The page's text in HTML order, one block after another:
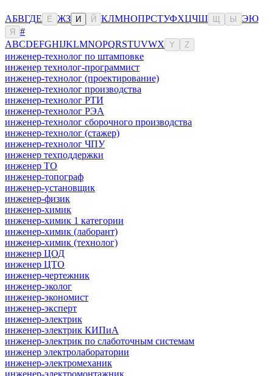
АБВГДЕ Ё ЖЗ И Й КЛМНОПРСТУФХЦЧШ Ы ЭЮ
Я
#
ABCDEFGHIJKLMNOPQRSTUVWX Y Z
инженер-технолог по штамповке
инженер технолог-программист
инженер-технолог (проектирование)
инженер-технолог производства
инженер-технолог РТИ
инженер-технолог РЭА
инженер-технолог сборочного производства
инженер-технолог (стажер)
инженер-технолог ЧПУ
инженер техподдержки
инженер ТО
инженер-топограф
инженер-установщик
инженер-физик
инженер-химик
инженер-химик 1 категории
инженер-химик (лаборант)
инженер-химик (технолог)
инженер ЦОД
инженер ЦТО
инженер-чертежник
инженер-эколог
инженер-экономист
инженер-эксперт
инженер-электрик
инженер-электрик КИПиА
инженер-электрик по слаботочным системам
инженер электролаборатории
инженер-электромеханик
инженер-электромонтажник